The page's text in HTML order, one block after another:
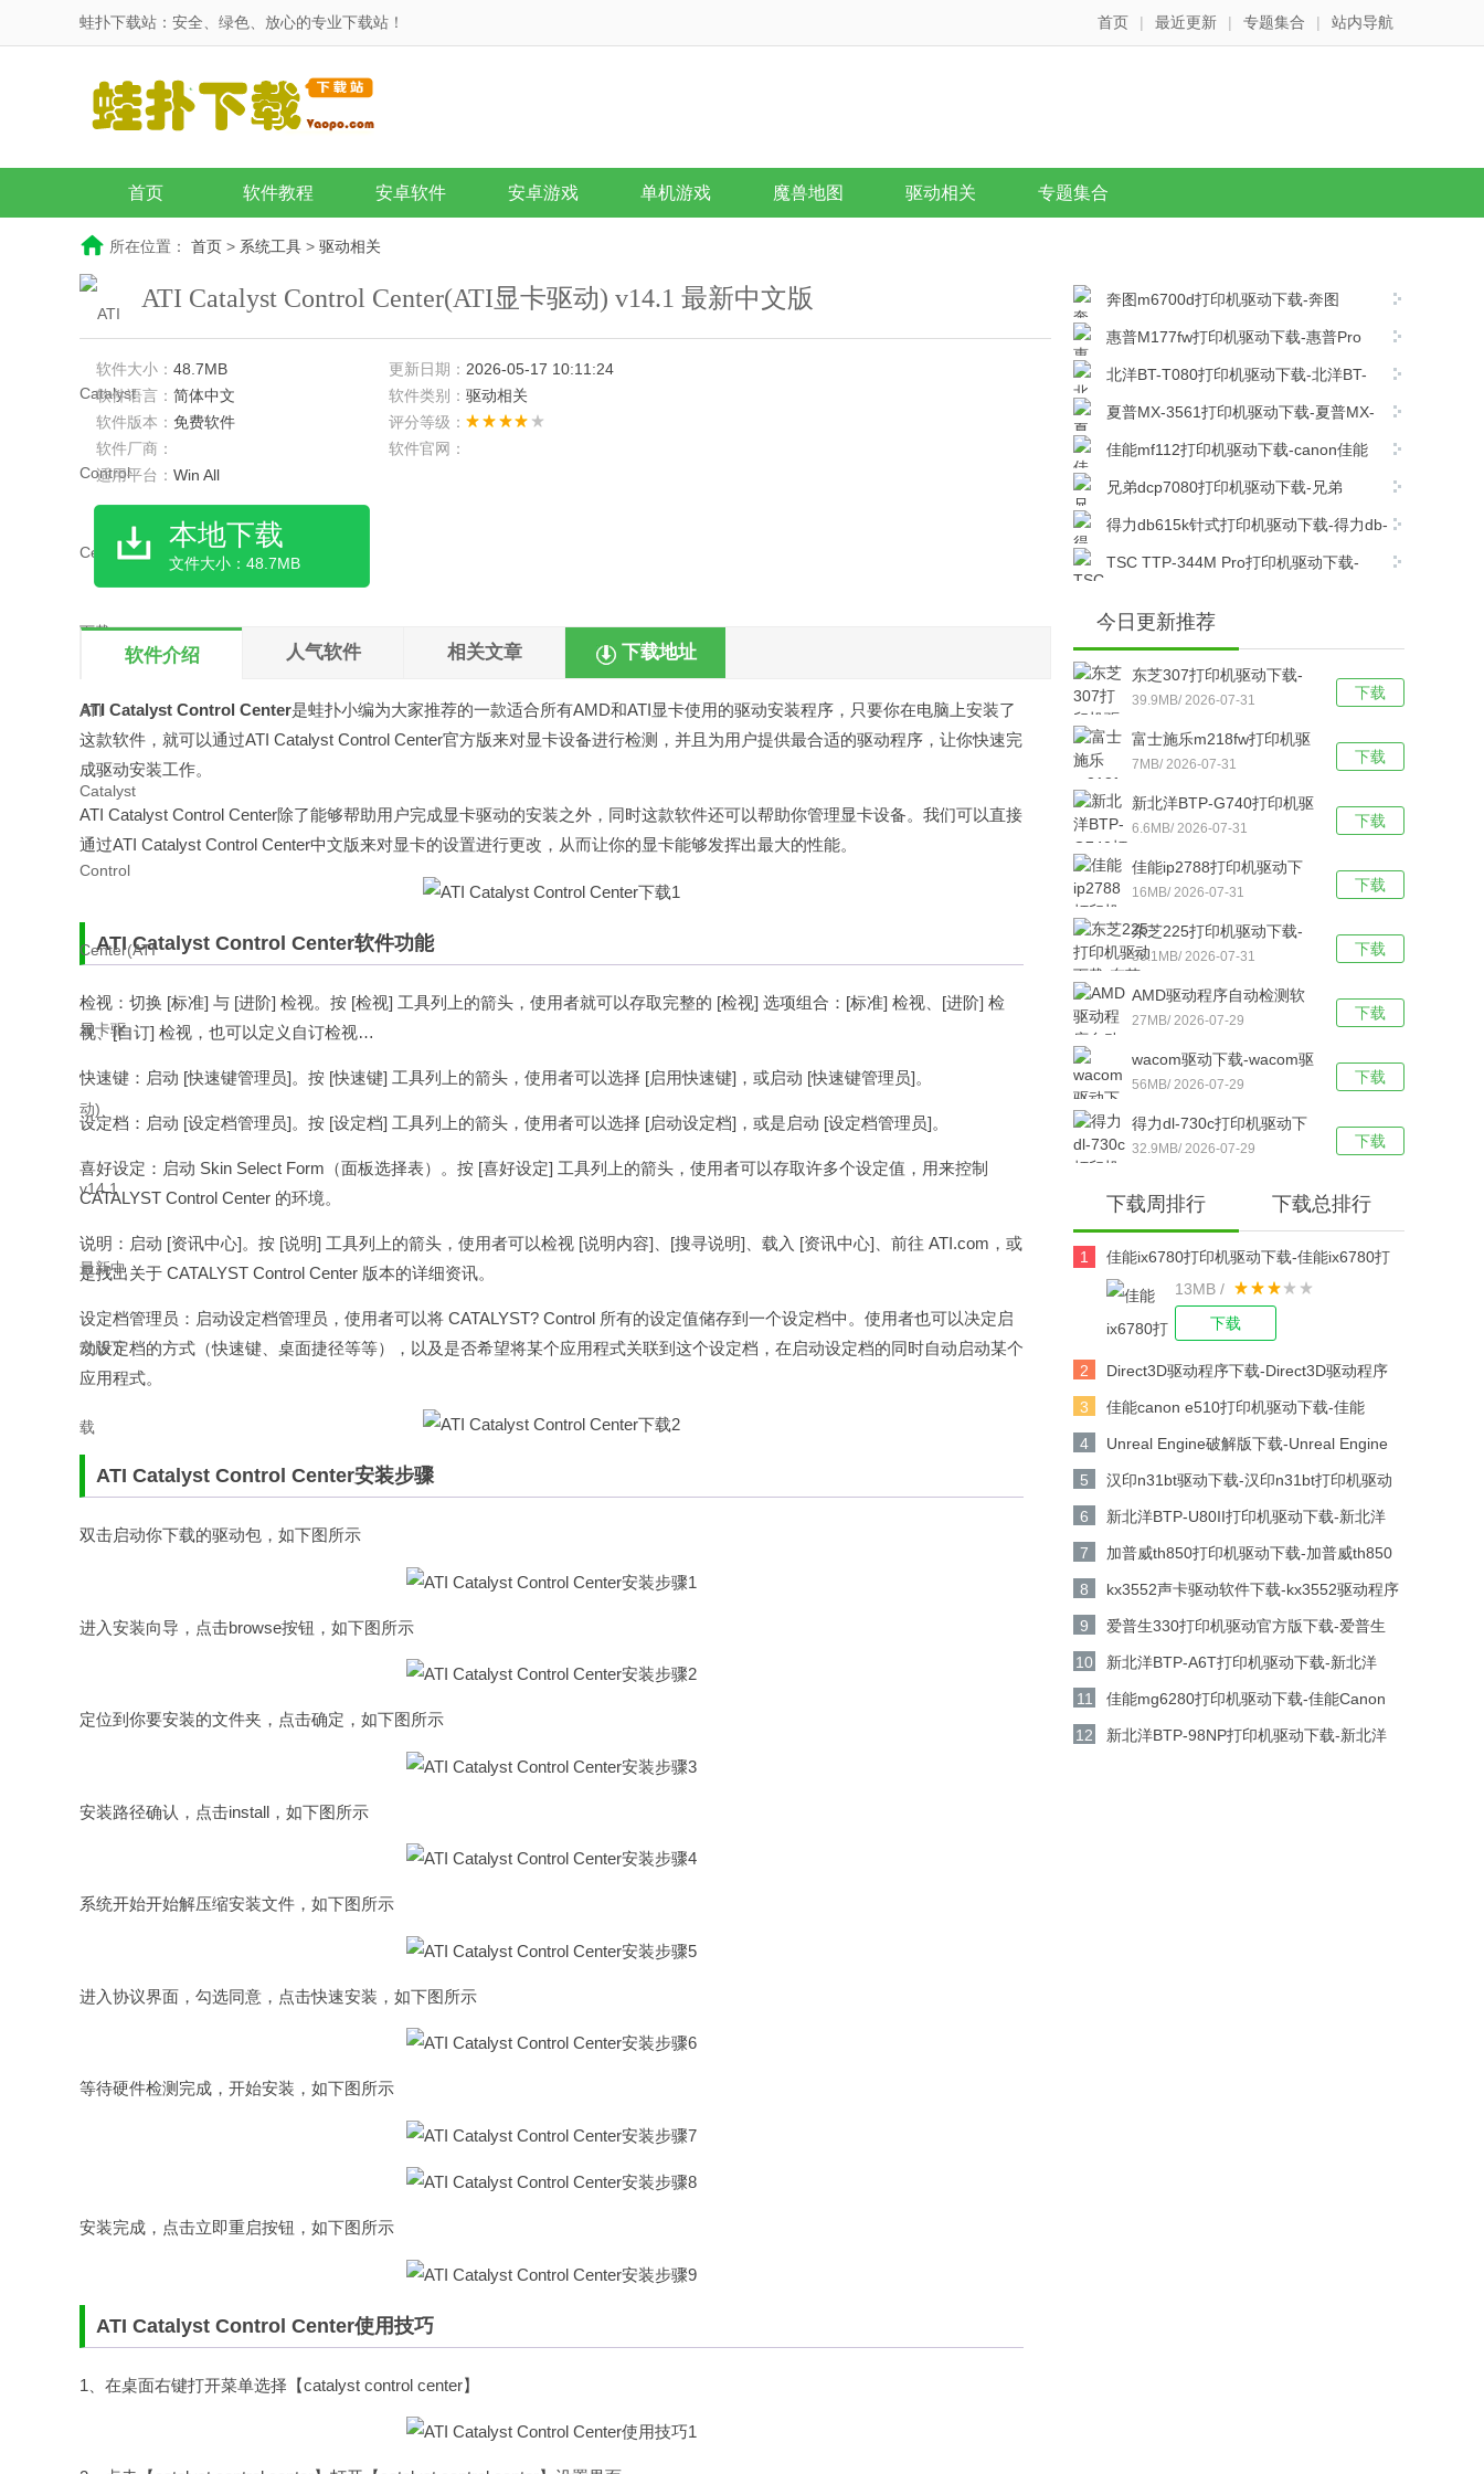
蛙扑下载站：安全、绿色、放心的专业下载站！ 首页 | 最近更新 | 专题集合 | 站内导航
首页 软件教程 安卓软件 安卓游戏 单机游戏 魔兽地图 驱动相关 专题集合
所在位置： 首页 > 系统工具 > 驱动相关
ATI Catalyst Control Center(ATI显卡驱动) v14.1 最新中文版
软件大小： 48.7MB 更新日期： 2026-05-17 10:11:24
软件语言： 简体中文 软件类别： 驱动相关
软件版本： 免费软件
评分等级：
软件厂商：
软件官网：
适用平台： Win All
本地下载
文件大小：48.7MB
软件介绍 人气软件 相关文章 下载地址
ATI Catalyst Control Center是蛙扑小编为大家推荐的一款适合所有AMD和ATI显卡使用的驱动安装程序，只要你在电脑上安装了
这款软件，就可以通过ATI Catalyst Control Center官方版来对显卡设备进行检测，并且为用户提供最合适的驱动程序，让你快速完
成驱动安装工作。
ATI Catalyst Control Center除了能够帮助用户完成显卡驱动的安装之外，同时这款软件还可以帮助你管理显卡设备。我们可以直接
通过ATI Catalyst Control Center中文版来对显卡的设置进行更改，从而让你的显卡能够发挥出最大的性能。
ATI Catalyst Control Center软件功能
检视：切换 [标准] 与 [进阶] 检视。按 [检视] 工具列上的箭头，使用者就可以存取完整的 [检视] 选项组合：[标准] 检视、[进阶] 检
视、[自订] 检视，也可以定义自订检视…
快速键：启动 [快速键管理员]。按 [快速键] 工具列上的箭头，使用者可以选择 [启用快速键]，或启动 [快速键管理员]。
设定档：启动 [设定档管理员]。按 [设定档] 工具列上的箭头，使用者可以选择 [启动设定档]，或是启动 [设定档管理员]。
喜好设定：启动 Skin Select Form（面板选择表）。按 [喜好设定] 工具列上的箭头，使用者可以存取许多个设定值，用来控制
CATALYST Control Center 的环境。
说明：启动 [资讯中心]。按 [说明] 工具列上的箭头，使用者可以检视 [说明内容]、[搜寻说明]、载入 [资讯中心]、前往 ATI.com，或
是找出关于 CATALYST Control Center 版本的详细资讯。
设定档管理员：启动设定档管理员，使用者可以将 CATALYST? Control 所有的设定值储存到一个设定档中。使用者也可以决定启
动设定档的方式（快速键、桌面捷径等等），以及是否希望将某个应用程式关联到这个设定档，在启动设定档的同时自动启动某个
应用程式。
ATI Catalyst Control Center安装步骤
双击启动你下载的驱动包，如下图所示
进入安装向导，点击browse按钮，如下图所示
定位到你要安装的文件夹，点击确定，如下图所示
安装路径确认，点击install，如下图所示
系统开始开始解压缩安装文件，如下图所示
进入协议界面，勾选同意，点击快速安装，如下图所示
等待硬件检测完成，开始安装，如下图所示
安装完成，点击立即重启按钮，如下图所示
ATI Catalyst Control Center使用技巧
1、在桌面右键打开菜单选择【catalyst control center】
奔图m6700d打印机驱动下载-奔图
m6700d打印机驱动最新版下载
惠普M177fw打印机驱动下载-惠普Pro
M177fw MFP打印机驱动程序
v15.0.16260.1230官方版下载
北洋BT-T080打印机驱动下载-北洋BT-
T080打印机驱动 v1.10官方版下载
夏普MX-3561打印机驱动下载-夏普MX-
3561复合机驱动 v08.05.04.35官方版下载
佳能mf112打印机驱动下载-canon佳能
mf112打印机驱动电脑版下载
兄弟dcp7080打印机驱动下载-兄弟
dcp7080打印机驱动电脑版下载
得力db615k针式打印机驱动下载-得力db-
615k针式打印机驱动官方版下载
TSC TTP-344M Pro打印机驱动下载-
方最新版下载
今日更新推荐
下载
东芝307打印机驱动下载-
东芝307打印机驱动电脑版
下载
39.9MB/ 2026-07-31
下载
富士施乐m218fw打印机驱
动下载-富士施乐m218fw打
印机驱动官方版下载
7MB/ 2026-07-31
下载
新北洋BTP-G740打印机驱
动下载-新北洋BTP-G740
打印机驱动 v2.2.2.0官方版
6.6MB/ 2026-07-31
下载
佳能ip2788打印机驱动下
载-佳能ip2788打印机驱动
官方版下载
16MB/ 2026-07-31
下载
东芝225打印机驱动下载-
东芝Toshiba e-
STUDIO225打印机驱动电
36.1MB/ 2026-07-31
下载
AMD驱动程序自动检测软
件下载-AMD驱动程序自动
检测工具 v19.12.1 官方最
27MB/ 2026-07-29
下载
wacom驱动下载-wacom驱
动 v6.3.30 官方绿色版下载
56MB/ 2026-07-29
下载
得力dl-730c打印机驱动下
载-得力dl-730c条码打印机
32.9MB/ 2026-07-29
下载周排行 下载总排行
1
佳能ix6780打印机驱动下载-佳能ix6780打
印机驱动 v2.75 官方版下载
13MB /
下载
2
Direct3D驱动程序下载-Direct3D驱动程序
v2021下载
3
佳能canon e510打印机驱动下载-佳能
canon e510打印机驱动 V1.0 官方版下载
4
Unreal Engine破解版下载-Unreal Engine
V4.25.0中文版下载
5
汉印n31bt驱动下载-汉印n31bt打印机驱动
电脑版下载
6
新北洋BTP-U80II打印机驱动下载-新北洋
BTP-U80II打印机驱动 v1.01官方版下载
7
加普威th850打印机驱动下载-加普威th850
打印机驱动v7.0.1.0 官方版下载
8
kx3552声卡驱动软件下载-kx3552驱动程序
工具v5.15.18.1160 官方版下载
9
爱普生330打印机驱动官方版下载-爱普生
330打印机驱动 v6.74 中文版下载
10
新北洋BTP-A6T打印机驱动下载-新北洋
BTP-A6T打印机驱动 v1.0官方版下载
11
佳能mg6280打印机驱动下载-佳能Canon
PIXMA MG6280打印机驱动电脑版下载
12
新北洋BTP-98NP打印机驱动下载-新北洋